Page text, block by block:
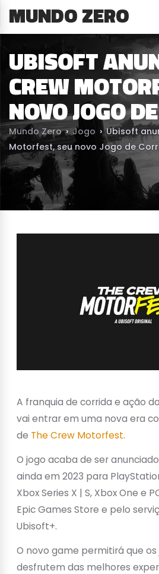
MUNDO ZERO
UBISOFT
CREW
NOVO JOGO
Mundo Zero › Jogo › Ubisoft
Motorfest, seu novo Jogo de
A franquia de corrida e ação da
vai entrar em uma nova era
de The Crew Motorfest.
O jogo acaba de ser
ainda em 2023 para
Xbox Series X | S, Xbox One e
Epic Games Store e pelo
Ubisoft+.
O novo game permitirá que os
desfrutem das melhores